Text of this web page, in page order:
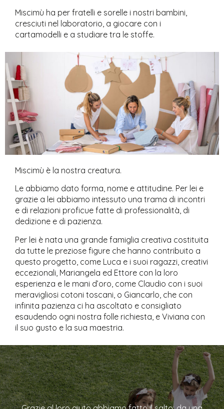
Miscimù ha per fratelli e sorelle i nostri bambini,
cresciuti nel laboratorio, a giocare con i
cartamodelli e a studiare tra le stoffe.
Miscimù è la nostra creatura.
Le abbiamo dato forma, nome e attitudine. Per lei e
grazie a lei abbiamo intessuto una trama di incontri
e di relazioni proficue fatte di professionalità, di
dedizione e di pazienza.
Per lei è nata una grande famiglia creativa costituita
da tutte le preziose figure che hanno contribuito a
questo progetto, come Luca e i suoi ragazzi, creativi
eccezionali, Mariangela ed Ettore con la loro
esperienza e le mani d’oro, come Claudio con i suoi
meravigliosi cotoni toscani, o Giancarlo, che con
infinita pazienza ci ha ascoltato e consigliato
esaudendo ogni nostra folle richiesta, e Viviana con
il suo gusto e la sua maestria.